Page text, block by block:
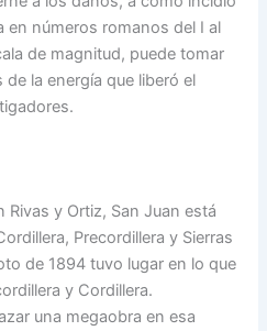
en números romanos del I al
de magnitud, puede tomar
la energía que liberó el
y Ortiz, San Juan está
Precordillera y Sierras
de 1894 tuvo lugar en lo que
y Cordillera.
una megaobra en esa